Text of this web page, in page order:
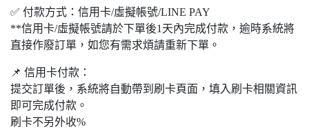
✅ 付款方式：信用卡/虛擬帳號/LINE PAY
**信用卡/虛擬帳號請於下單後1天內完成付款，逾時系統將
直接作廢訂單，如您有需求煩請重新下單。
📌 信用卡付款：
提交訂單後，系統將自動帶到刷卡頁面，填入刷卡相關資訊
即可完成付款。
刷卡不另外收%